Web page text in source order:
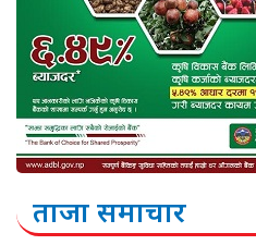
ताजा समाचार